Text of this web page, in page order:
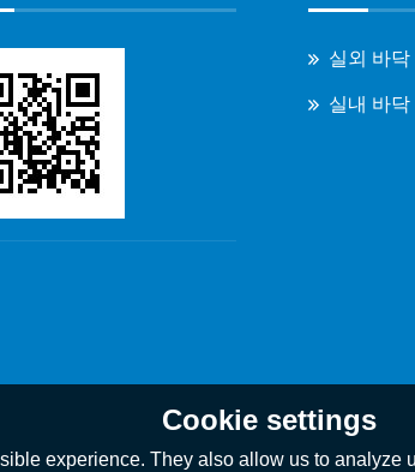
실외 바닥
실내 바닥
Cookie settings
experience. They also allow us to analyze